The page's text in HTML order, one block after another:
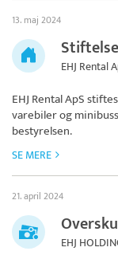
13. maj 2024
Stiftelse
EHJ Rental
EHJ Rental ApS
varebiler og
bestyrelsen.
SE MERE
21. april 2024
EHJ